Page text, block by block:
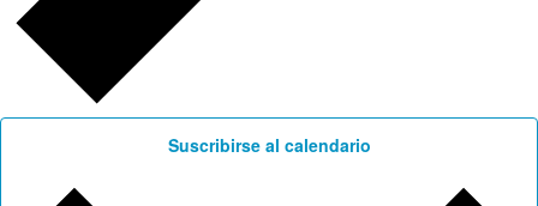
Suscribirse al calendario